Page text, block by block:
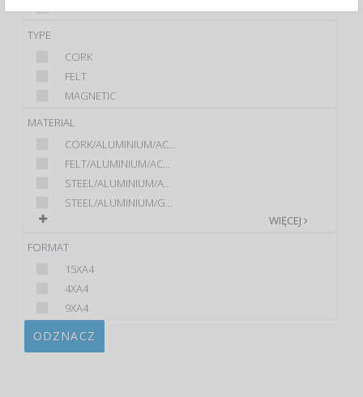
WHITE
TYPE
CORK
FELT
MAGNETIC
MATERIAL
CORK/ALUMINIUM/AC...
FELT/ALUMINIUM/AC...
STEEL/ALUMINIUM/A...
STEEL/ALUMINIUM/G...
WIĘCEJ
FORMAT
15XA4
4XA4
9XA4
ODZNACZ